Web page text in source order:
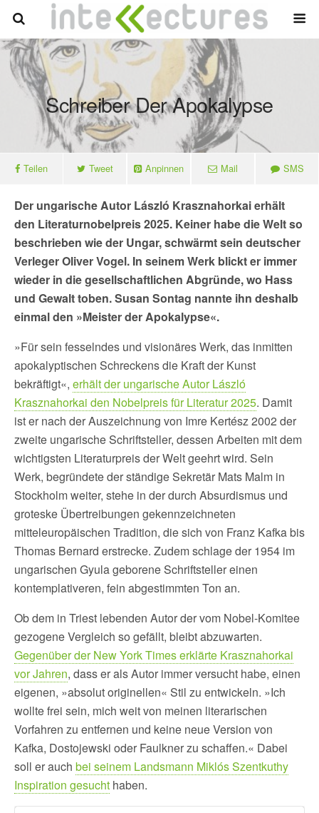
Schreiber Der Apokalypse
Teilen Tweet Anpinnen Mail SMS
Der ungarische Autor László Krasznahorkai erhält
den Literaturnobelpreis 2025. Keiner habe die Welt so
beschrieben wie der Ungar, schwärmt sein deutscher
Verleger Oliver Vogel. In seinem Werk blickt er immer
wieder in die gesellschaftlichen Abgründe, wo Hass
und Gewalt toben. Susan Sontag nannte ihn deshalb
einmal den »Meister der Apokalypse«.
»Für sein fesselndes und visionäres Werk, das inmitten
apokalyptischen Schreckens die Kraft der Kunst
bekräftigt«, erhält der ungarische Autor László
Krasznahorkai den Nobelpreis für Literatur 2025. Damit
ist er nach der Auszeichnung von Imre Kertész 2002 der
zweite ungarische Schriftsteller, dessen Arbeiten mit dem
wichtigsten Literaturpreis der Welt geehrt wird. Sein
Werk, begründete der ständige Sekretär Mats Malm in
Stockholm weiter, stehe in der durch Absurdismus und
groteske Übertreibungen gekennzeichneten
mitteleuropäischen Tradition, die sich von Franz Kafka bis
Thomas Bernard erstrecke. Zudem schlage der 1954 im
ungarischen Gyula geborene Schriftsteller einen
kontemplativeren, fein abgestimmten Ton an.
Ob dem in Triest lebenden Autor der vom Nobel-Komitee
gezogene Vergleich so gefällt, bleibt abzuwarten.
Gegenüber der New York Times erklärte Krasznahorkai
vor Jahren, dass er als Autor immer versucht habe, einen
eigenen, »absolut originellen« Stil zu entwickeln. »Ich
wollte frei sein, mich weit von meinen literarischen
Vorfahren zu entfernen und keine neue Version von
Kafka, Dostojewski oder Faulkner zu schaffen.« Dabei
soll er auch bei seinem Landsmann Miklós Szentkuthy
Inspiration gesucht haben.